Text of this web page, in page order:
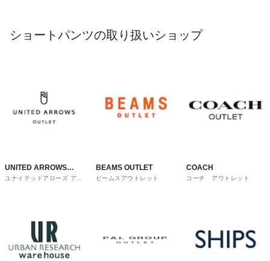
ショートパンツの取り扱いショップ
UNITED ARROWS
OUTLET
ユナイテッドアローズ アウ
BEAMS OUTLET
ビームスアウトレット
COACH
コーチ アウトレット